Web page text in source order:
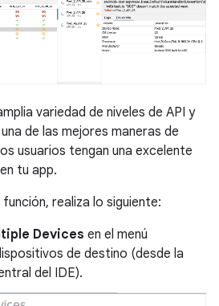
variedad de niveles de API y
de las mejores maneras de
usuarios tengan una excelente
tu app.
realiza lo siguiente:
Devices en el menú
de destino (desde la
del IDE).